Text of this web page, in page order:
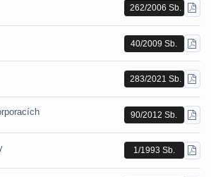
262/2006 Sb.
PDF
40/2009 Sb.
PDF
283/2021 Sb.
PDF
90/2012 Sb.
PDF
1/1993 Sb.
PDF